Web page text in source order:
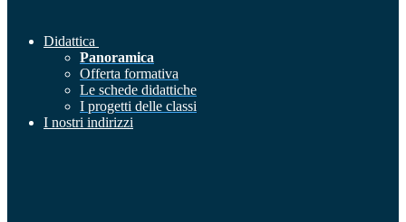
Didattica
Panoramica
Offerta formativa
Le schede didattiche
I progetti delle classi
I nostri indirizzi